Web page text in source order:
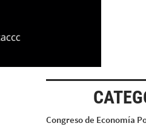
Congreso de Economía